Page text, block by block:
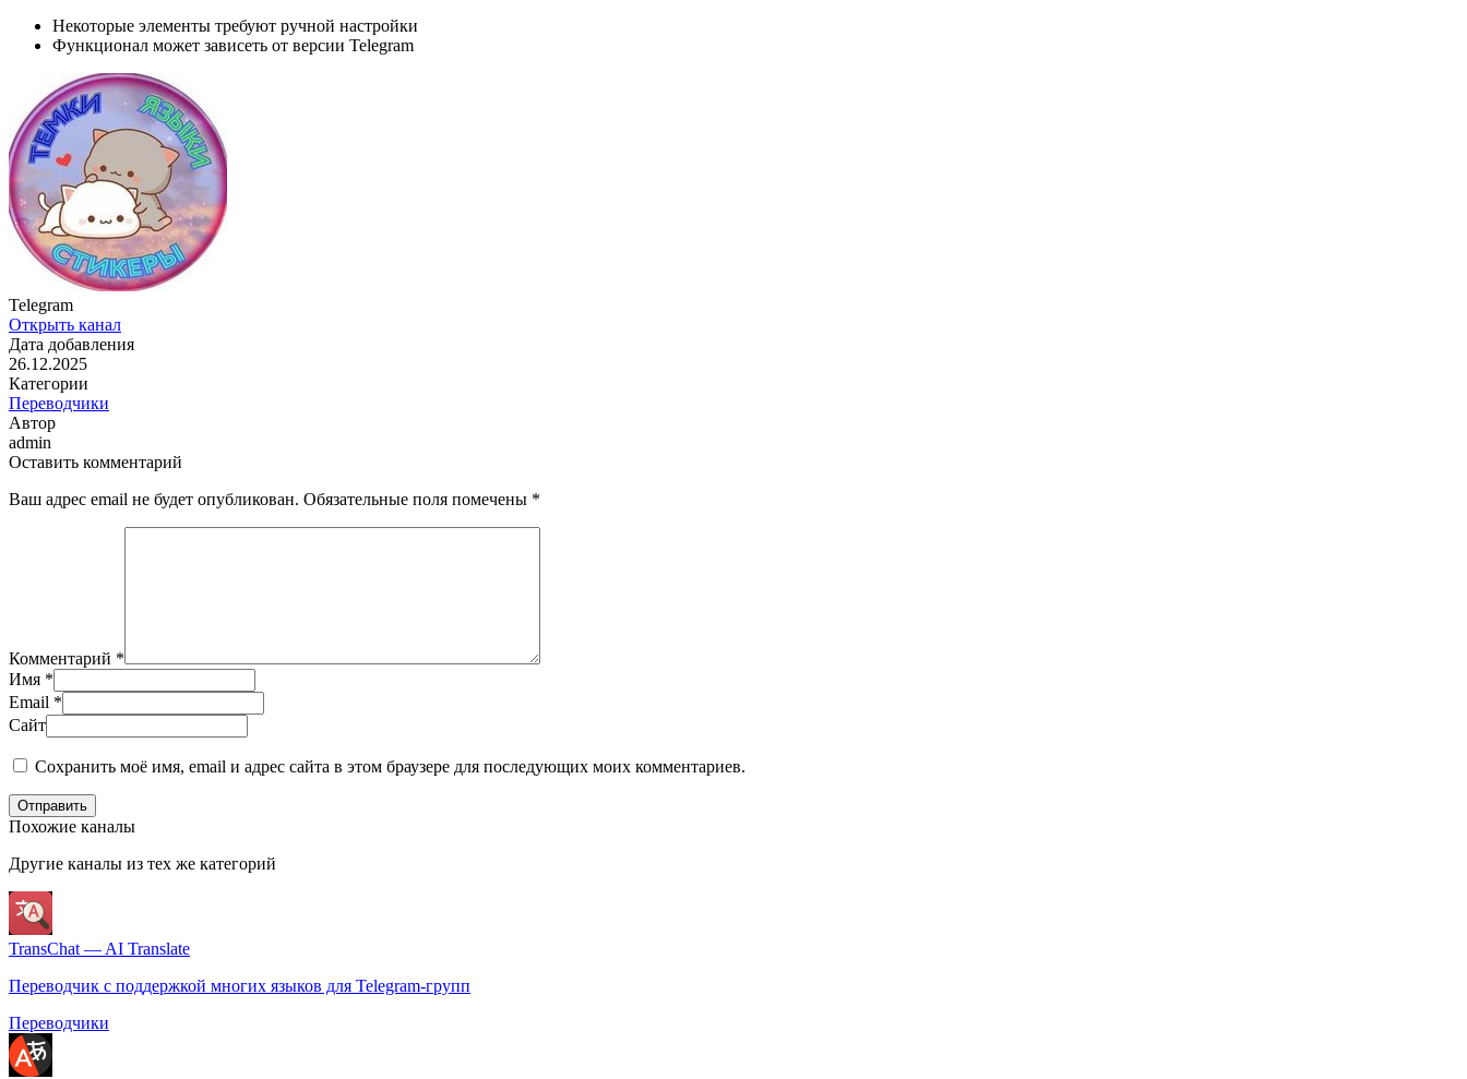
Некоторые элементы требуют ручной настройки
Функционал может зависеть от версии Telegram
Telegram
Открыть канал
Дата добавления
26.12.2025
Категории
Переводчики
Автор
admin
Оставить комментарий
Ваш адрес email не будет опубликован. Обязательные поля помечены *
Комментарий *
Имя *
Email *
Сайт
Сохранить моё имя, email и адрес сайта в этом браузере для последующих моих комментариев.
Отправить
Похожие каналы
Другие каналы из тех же категорий
TransChat — AI Translate
Переводчик с поддержкой многих языков для Telegram-групп
Переводчики